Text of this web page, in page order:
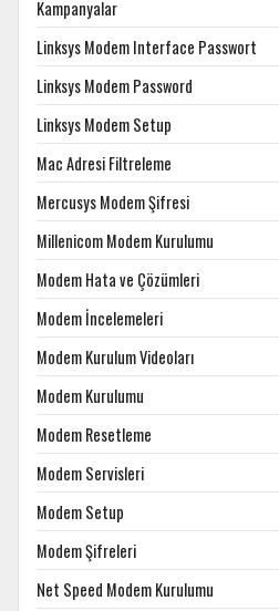
Kampanyalar
Linksys Modem Interface Passwort
Linksys Modem Password
Linksys Modem Setup
Mac Adresi Filtreleme
Mercusys Modem Şifresi
Millenicom Modem Kurulumu
Modem Hata ve Çözümleri
Modem İncelemeleri
Modem Kurulum Videoları
Modem Kurulumu
Modem Resetleme
Modem Servisleri
Modem Setup
Modem Şifreleri
Net Speed Modem Kurulumu